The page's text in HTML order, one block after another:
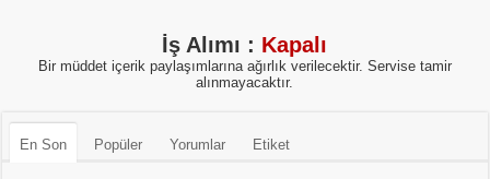
İş Alımı : Kapalı
Bir müddet içerik paylaşımlarına ağırlık verilecektir. Servise tamir
alınmayacaktır.
En Son Popüler Yorumlar Etiket